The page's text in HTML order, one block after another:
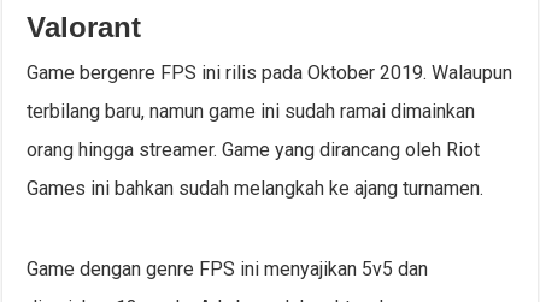
Valorant
Game bergenre FPS ini rilis pada Oktober 2019. Walaupun
terbilang baru, namun game ini sudah ramai dimainkan
orang hingga streamer. Game yang dirancang oleh Riot
Games ini bahkan sudah melangkah ke ajang turnamen.
Game dengan genre FPS ini menyajikan 5v5 dan